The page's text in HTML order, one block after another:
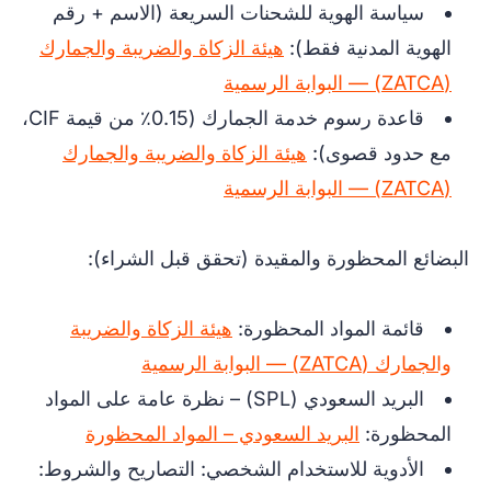
سياسة الهوية للشحنات السريعة (الاسم + رقم
الهوية المدنية فقط): هيئة الزكاة والضريبة والجمارك
(ZATCA) — البوابة الرسمية
قاعدة رسوم خدمة الجمارك (0.15٪ من قيمة CIF،
مع حدود قصوى): هيئة الزكاة والضريبة والجمارك
(ZATCA) — البوابة الرسمية
البضائع المحظورة والمقيدة (تحقق قبل الشراء):
قائمة المواد المحظورة: هيئة الزكاة والضريبة
والجمارك (ZATCA) — البوابة الرسمية
البريد السعودي (SPL) – نظرة عامة على المواد
المحظورة: البريد السعودي – المواد المحظورة
الأدوية للاستخدام الشخصي: التصاريح والشروط: